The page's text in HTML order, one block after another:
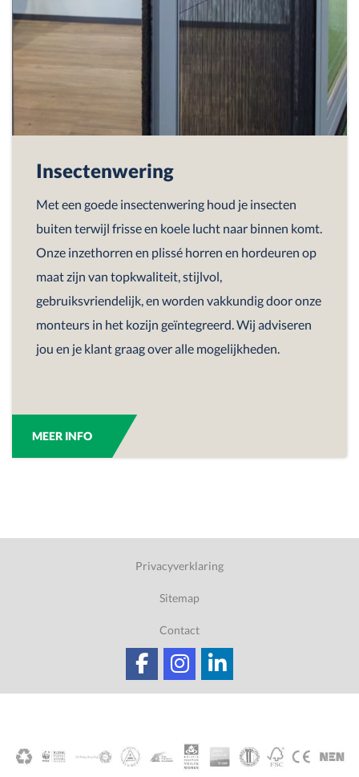
Insectenwering
Met een goede insectenwering houd je insecten
buiten terwijl frisse en koele lucht naar binnen komt.
Onze inzethorren en plissé horren en hordeuren op
maat zijn van topkwaliteit, stijlvol,
gebruiksvriendelijk, en worden vakkundig door onze
monteurs in het kozijn geïntegreerd. Wij adviseren
jou en je klant graag over alle mogelijkheden.
MEER INFO
Privacyverklaring
Sitemap
Contact